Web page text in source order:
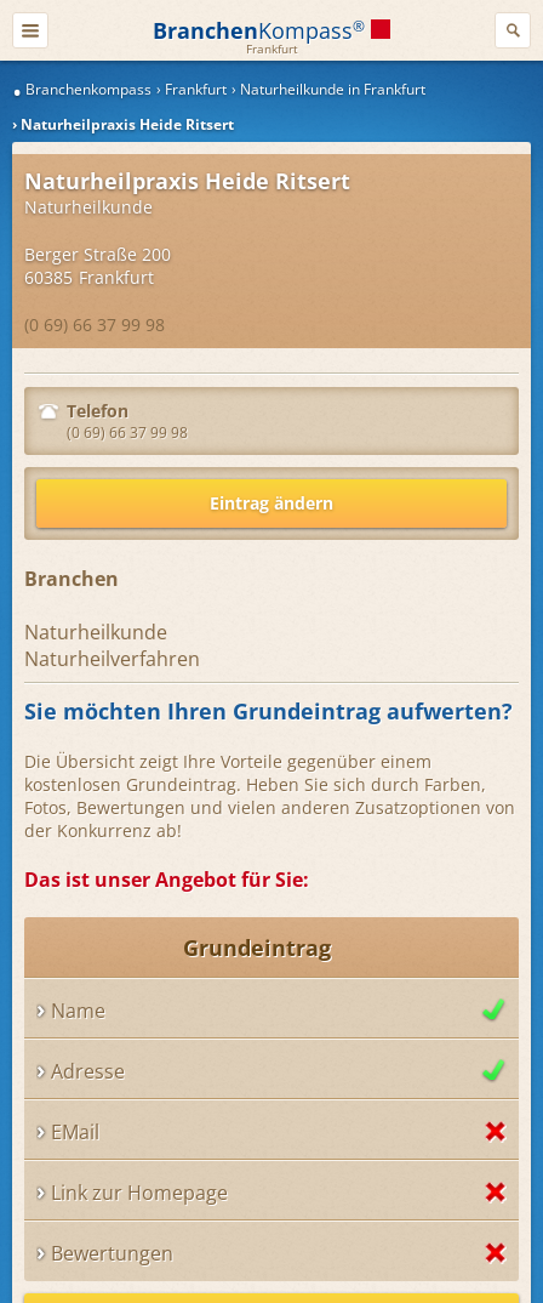
BranchenKompass®
Frankfurt
Branchenkompass Frankfurt
Naturheilkunde in Frankfurt
Naturheilpraxis Heide Ritsert
Naturheilpraxis Heide Ritsert
Naturheilkunde
Berger Straße 200
60385 Frankfurt
(0 69) 66 37 99 98
Telefon
(0 69) 66 37 99 98
Eintrag ändern
Branchen
Naturheilkunde
Naturheilverfahren
Sie möchten Ihren Grundeintrag aufwerten?
Die Übersicht zeigt Ihre Vorteile gegenüber einem
kostenlosen Grundeintrag. Heben Sie sich durch Farben,
Fotos, Bewertungen und vielen anderen Zusatzoptionen von
der Konkurrenz ab!
Das ist unser Angebot für Sie:
Grundeintrag
Name
Adresse
EMail
Link zur Homepage
Bewertungen